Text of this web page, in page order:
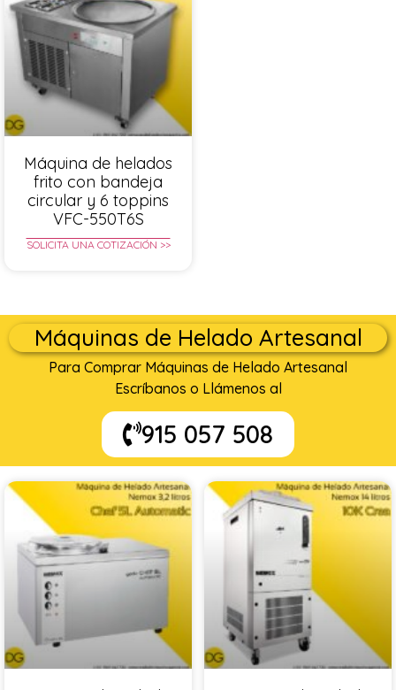
Máquina de helados
frito con bandeja
circular y 6 toppins
VFC-550T6S
SOLICITA UNA COTIZACIÓN >>
Máquinas de Helado Artesanal
Para Comprar Máquinas de Helado Artesanal
Escríbanos o Llámenos al
915 057 508